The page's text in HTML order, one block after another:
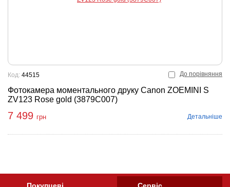
До порівняння
Фотокамера моментального друку Canon ZOEMINI S
ZV123 Rose gold (3879C007)
Код: 44515
7 499 грн Детальніше